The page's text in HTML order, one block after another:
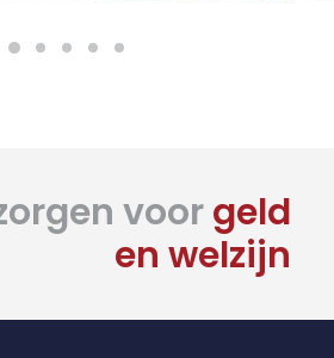
voorgeld
en welzijn